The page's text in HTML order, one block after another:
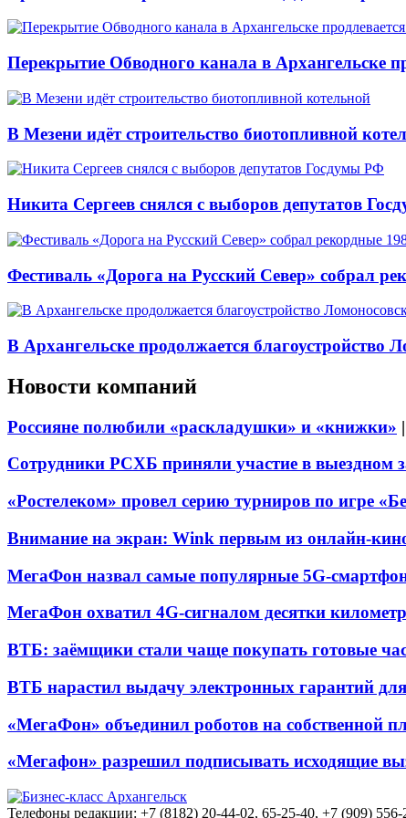
Перекрытие Обводного канала в Архангельске
В Мезени идёт строительство биотопливной
Никита Сергеев снялся с выборов депутатов
Фестиваль «Дорога на Русский Север» собрал
В Архангельске продолжается благоустройство
Новости компаний
Россияне полюбили «раскладушки» и «книжки» |
Сотрудники РСХБ приняли участие в выездном
«Ростелеком» провел серию турниров по игре
Внимание на экран: Wink первым из онлайн-
МегаФон назвал самые популярные 5G-
МегаФон охватил 4G-сигналом десятки
ВТБ: заёмщики стали чаще покупать готовые
ВТБ нарастил выдачу электронных гарантий
«МегаФон» объединил роботов на собственной
«Мегафон» разрешил подписывать исходящие
Телефоны редакции: +7 (8182) 20-44-02, 65-25-40, +7 (909) 556-